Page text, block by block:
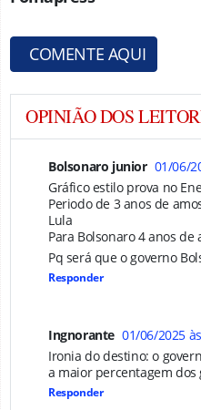
COMENTE AQUI
OPINIÃO DOS
Bolsonaro junior 01/06/
Gráfico estilo prova no
Periodo de 3 anos de
Lula
Para Bolsonaro 4 anos de
Pq será que o governo
Responder
Ingnorante 01/06/2025
Ironia do destino: o
a maior percentagem dos
Responder